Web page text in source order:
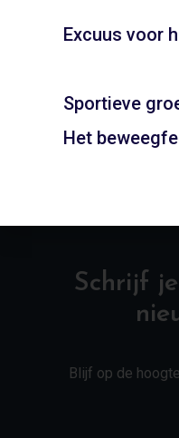
Strand – Zandvoort
Schrijf
Blijf op de
Excuus voor
Sportieve
Het